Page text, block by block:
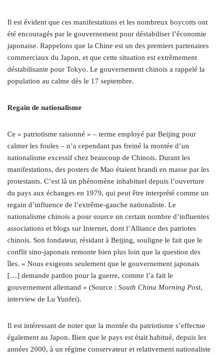
Il est évident que ces manifestations et les nombreux boycotts ont
été encouragés par le gouvernement pour déstabiliser l’économie
japonaise. Rappelons que la Chine est un des premiers partenaires
commerciaux du Japon, et que cette situation est extrêmement
déstabilisante pour Tokyo. Le gouvernement chinois a rappelé la
population au calme dès le 17 septembre.
Regain de nationalisme
Ce « patriotisme raisonné » – terme employé par Beijing pour
calmer les foules – n’a cependant pas freiné la montée d’un
nationalisme excessif chez beaucoup de Chinois. Durant les
manifestations, des posters de Mao étaient brandi en masse par les
protestants. C’est là un phénomène inhabituel depuis l’ouverture
du pays aux échanges en 1979, qui peut être interprété comme un
regain d’influence de l’extrême-gauche nationaliste. Le
nationalisme chinois a pour source un certain nombre d’influentes
associations et blogs sur Internet, dont l’Alliance des patriotes
chinois. Son fondateur, résidant à Beijing, souligne le fait que le
conflit sino-japonais remonte bien plus loin que la question des
îles. « Nous exigeons seulement que le gouvernement japonais
[…] demande pardon pour la guerre, comme l’a fait le
gouvernement allemand » (Source : South China Morning Post,
interview de Lu Yunfei).
Il est intéressant de noter que la montée du patriotisme s’effectue
également au Japon. Bien que le pays est était habitué, depuis les
années 2000, à un régime conservateur et relativement nationaliste